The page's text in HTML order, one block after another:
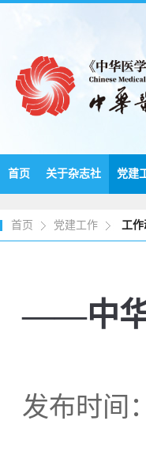
首页 关于杂志社 党建
首页 党建工作 工作
——中华
发布时间